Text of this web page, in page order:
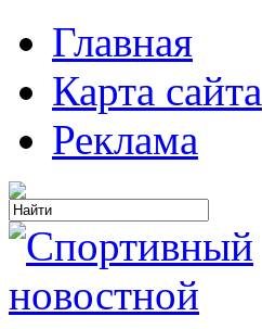
Главная
Карта сайта
Реклама